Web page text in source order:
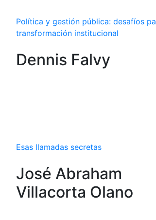
Política y gestión pública: desafíos
transformación institucional
Dennis Falvy
Esas llamadas secretas
José Abraham
Villacorta Olano